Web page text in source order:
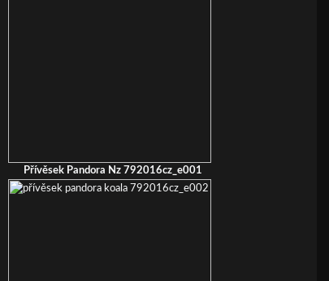
Přívěsek Pandora Nz 792016cz_e001